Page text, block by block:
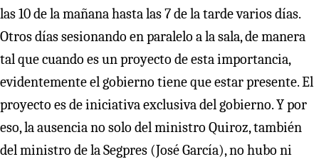
las 10 de la mañana hasta las 7 de la tarde varios días.
Otros días sesionando en paralelo a la sala, de manera
tal que cuando es un proyecto de esta importancia,
evidentemente el gobierno tiene que estar presente. El
proyecto es de iniciativa exclusiva del gobierno. Y por
eso, la ausencia no solo del ministro Quiroz, también
del ministro de la Segpres (José García), no hubo ni